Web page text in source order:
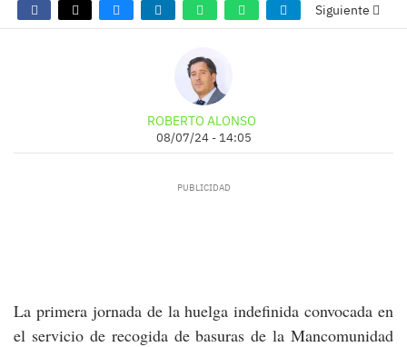
Siguiente
ROBERTO ALONSO
08/07/24 - 14:05
La primera jornada de la huelga indefinida convocada en
el servicio de recogida de basuras de la Mancomunidad